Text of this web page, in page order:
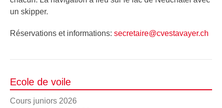
un skipper.
Réservations et informations: secretaire@cvestavayer.ch
Ecole de voile
Cours juniors 2026